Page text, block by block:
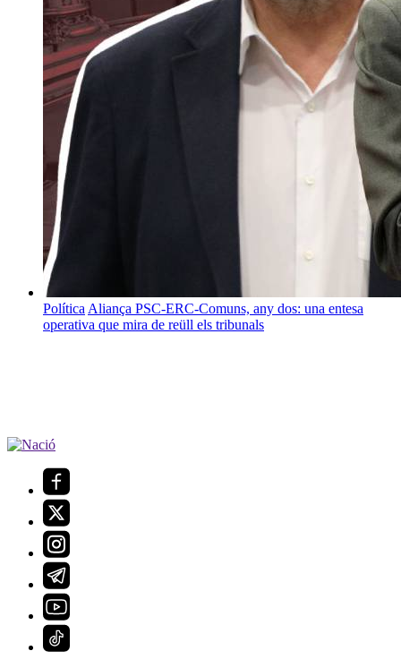
Política Aliança PSC-ERC-Comuns, any dos: una entesa
operativa que mira de reüll els tribunals